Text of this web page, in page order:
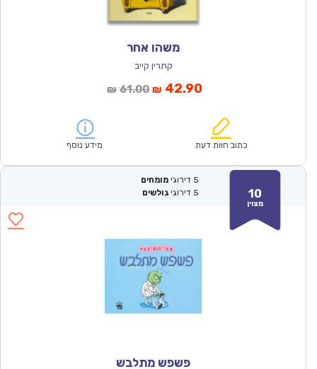
משהו אחר
קתרין קייב
₪ 61.00המחיר
₪61.00.
₪ 42.90המחיר
הוא:
כתוב חוות דעת מידע נוסף
10
מצוין
5 דירוגי מומחים
5 דירוגי גולשים
פשפש מתלבש